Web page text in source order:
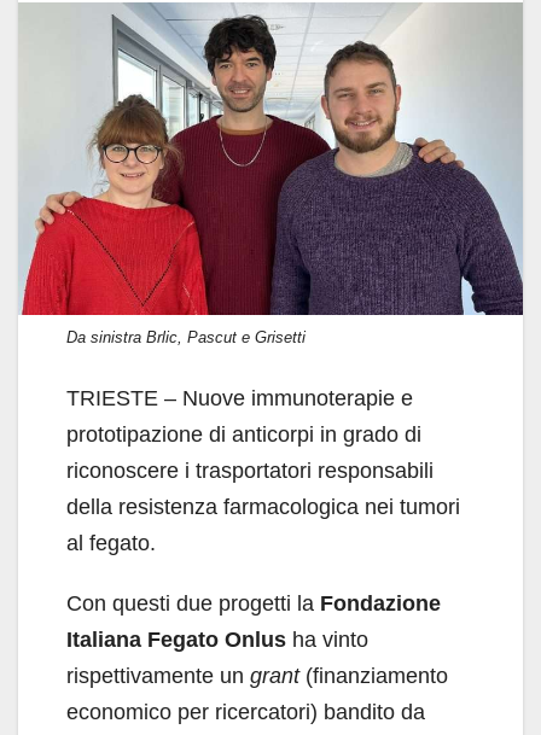
o
o
k
at
s
A
p
p
k
e
dI
n
ail n
di
vi
di
Da sinistra Brlic, Pascut e Grisetti
TRIESTE – Nuove immunoterapie e
prototipazione di anticorpi in grado di
riconoscere i trasportatori responsabili
della resistenza farmacologica nei tumori
al fegato.
Con questi due progetti la Fondazione
Italiana Fegato Onlus ha vinto
rispettivamente un grant(finanziamento
economico per ricercatori) bandito da